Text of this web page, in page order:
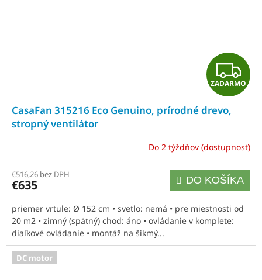
Z
A
A
R
M
O
ZADARMO
CasaFan 315216 Eco Genuino, prírodné drevo,
stropný ventilátor
Do 2 týždňov (dostupnosť)
€516,26 bez DPH
€635 DO KOŠÍKA
priemer vrtule: Ø 152 cm • svetlo: nemá • pre miestnosti od
20 m2 • zimný (spätný) chod: áno • ovládanie v komplete:
diaľkové ovládanie • montáž na šikmý...
DC motor